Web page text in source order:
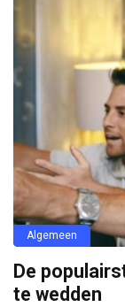
Algemeen
De
te wedden